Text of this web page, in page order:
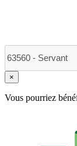
×
Vous pourriez